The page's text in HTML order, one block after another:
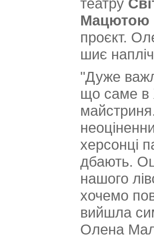
Мацютою
проєкт.
шиє
"Дуже
що саме в
херсонці
дбають.
нашого
хочемо
вийшла
Олена